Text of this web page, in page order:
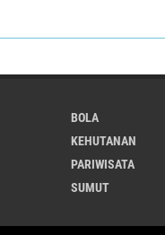
BOLA
KEHUTANAN
PARIWISATA
SUMUT